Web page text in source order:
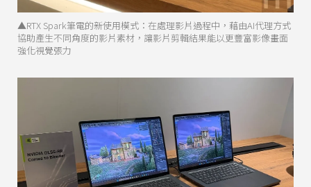
▲RTX Spark筆電的新使用模式：在處理影片過程中，藉由AI代理方式
協助產生不同角度的影片素材，讓影片剪輯結果能以更豐富影像畫面
強化視覺張力